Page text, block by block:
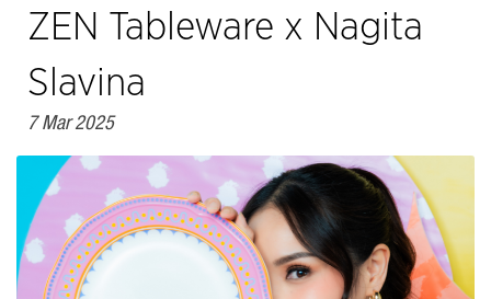
ZEN Tableware x Nagita
Slavina
7 Mar 2025